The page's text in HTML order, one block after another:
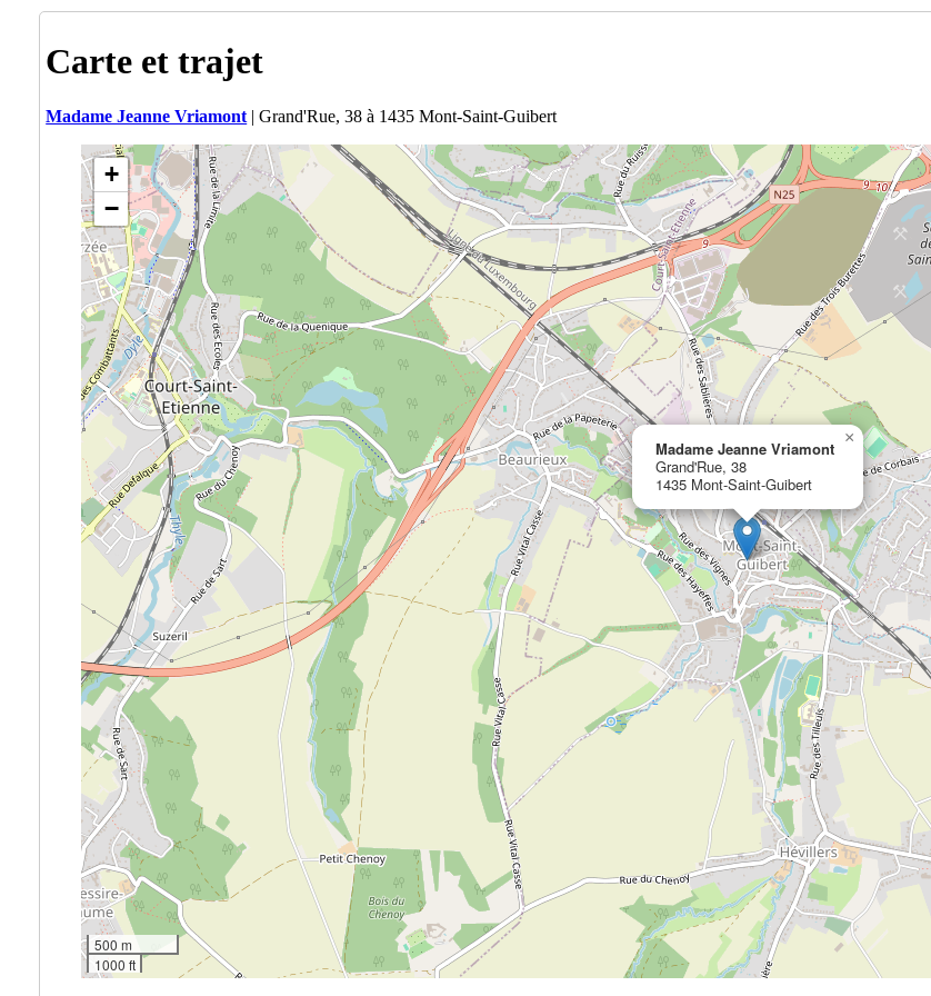
Carte et trajet
Madame Jeanne Vriamont | Grand'Rue, 38 à 1435 Mont-Saint-Guibert
Madame Jeanne Vriamont
Grand'Rue, 38
1435 Mont-Saint-Guibert
×
+
−
500 m
1000 ft